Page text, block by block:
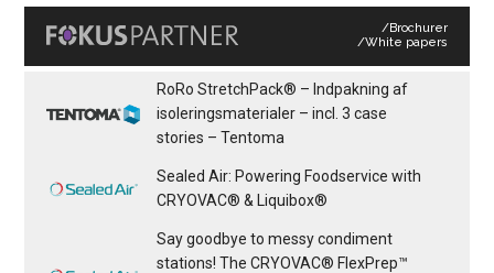
/Brochurer
/White papers
RoRo StretchPack® – Indpakning af
isoleringsmaterialer – incl. 3 case
stories – Tentoma
Sealed Air: Powering Foodservice with
CRYOVAC® & Liquibox®
Say goodbye to messy condiment
stations! The CRYOVAC® FlexPrep™